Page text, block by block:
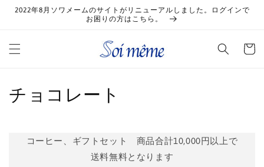
ンツに
2022年8月ソワメームのサイトがリニューアルしました。ログインで
お困りの方はこちら。
ー
コ
チョコレート
コーヒー、ギフトセット 商品合計10,000円以上で
送料無料となります